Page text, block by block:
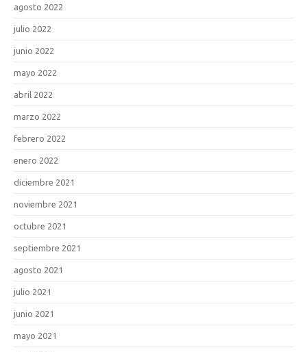
agosto 2022
julio 2022
junio 2022
mayo 2022
abril 2022
marzo 2022
febrero 2022
enero 2022
diciembre 2021
noviembre 2021
octubre 2021
septiembre 2021
agosto 2021
julio 2021
junio 2021
mayo 2021